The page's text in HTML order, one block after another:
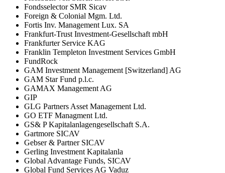
Fondsselector SMR Sicav
Foreign & Colonial Mgm. Ltd.
Fortis Inv. Management Lux. SA
Frankfurt-Trust Investment-Gesellschaft mbH
Frankfurter Service KAG
Franklin Templeton Investment Services GmbH
FundRock
GAM Investment Management [Switzerland] AG
GAM Star Fund p.l.c.
GAMAX Management AG
GIP
GLG Partners Asset Management Ltd.
GO ETF Managment Ltd.
GS& P Kapitalanlagengesellschaft S.A.
Gartmore SICAV
Gebser & Partner SICAV
Gerling Investment Kapitalanla
Global Advantage Funds, SICAV
Global Fund Services AG Vaduz